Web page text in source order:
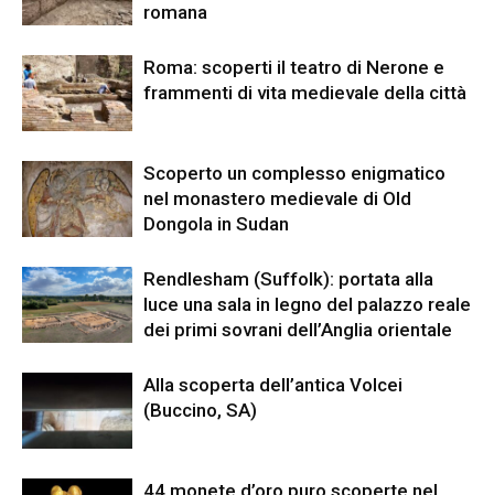
romana
Roma: scoperti il teatro di Nerone e
frammenti di vita medievale della città
Scoperto un complesso enigmatico
nel monastero medievale di Old
Dongola in Sudan
Rendlesham (Suffolk): portata alla
luce una sala in legno del palazzo reale
dei primi sovrani dell’Anglia orientale
Alla scoperta dell’antica Volcei
(Buccino, SA)